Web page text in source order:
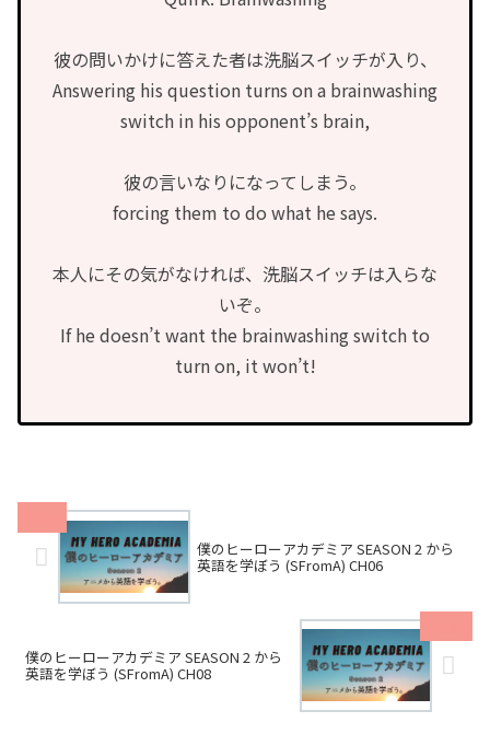
彼の問いかけに答えた者は洗脳スイッチが入り、
Answering his question turns on a brainwashing
switch in his opponent’s brain,
彼の言いなりになってしまう。
forcing them to do what he says.
本人にその気がなければ、洗脳スイッチは入らな
いぞ。
If he doesn’t want the brainwashing switch to
turn on, it won’t!
僕のヒーローアカデミア SEASON 2 から
英語を学ぼう (SFromA) CH06
僕のヒーローアカデミア SEASON 2 から
英語を学ぼう (SFromA) CH08